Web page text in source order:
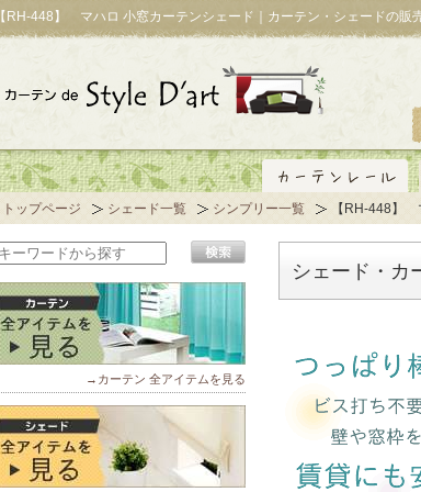
【RH-448】 マハロ 小窓カーテンシェード｜カーテン・シェードの販
トップページ シェード一覧 シンプリー一覧 【RH-448】
シェード・
→カーテン 全アイテムを見る